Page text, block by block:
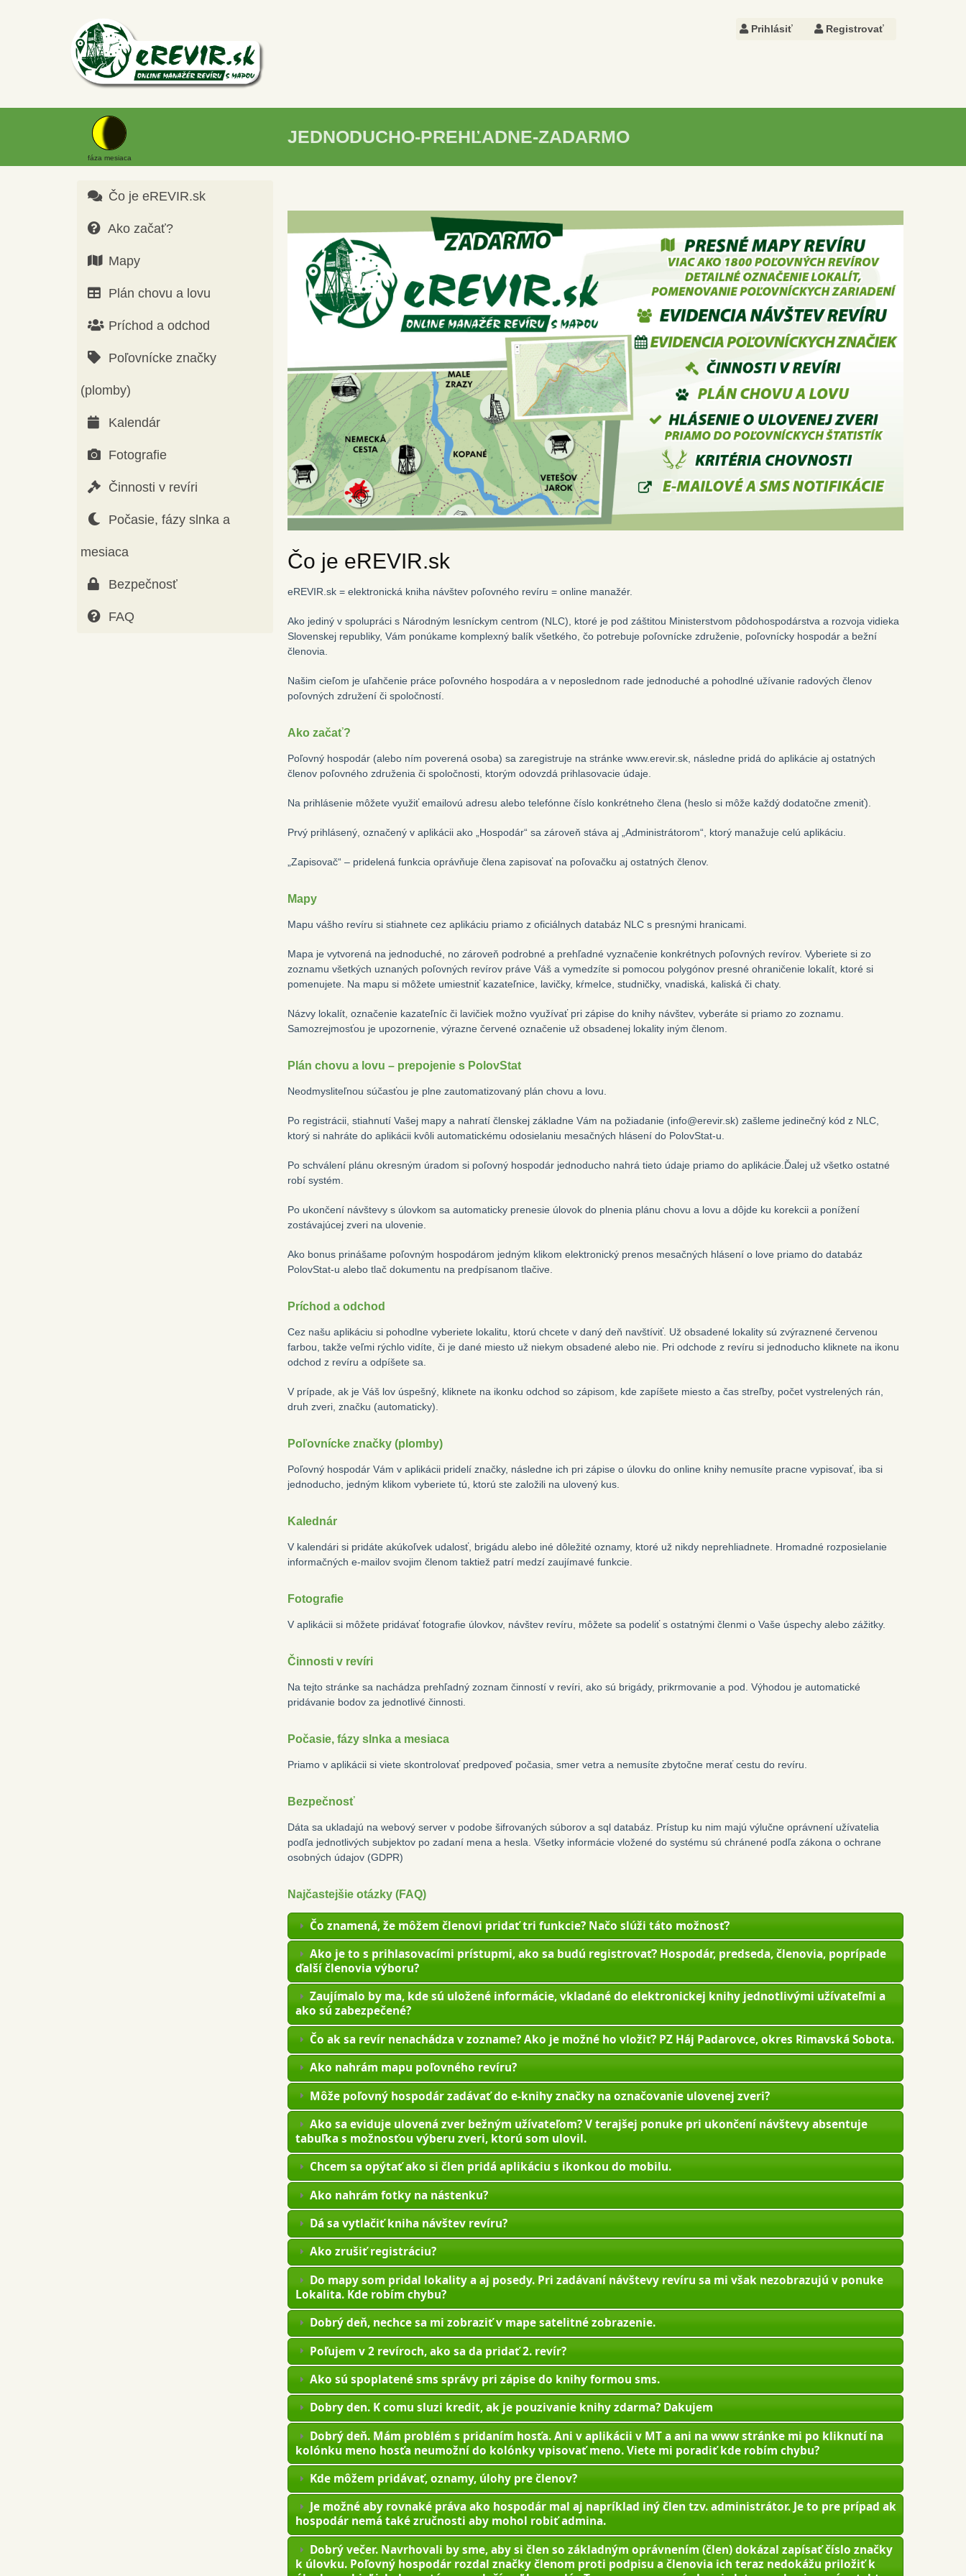
Prihlásiť Registrovať
fáza mesiaca
JEDNODUCHO-PREHĽADNE-ZADARMO
Čo je eREVIR.sk
Ako začať?
Mapy
Plán chovu a lovu
Príchod a odchod
Poľovnícke značky
(plomby)
Kalendár
Fotografie
Činnosti v revíri
Počasie, fázy slnka a
mesiaca
Bezpečnosť
FAQ
Čo je eREVIR.sk
eREVIR.sk = elektronická kniha návštev poľovného revíru = online manažér.
Ako jediný v spolupráci s Národným lesníckym centrom (NLC), ktoré je pod záštitou Ministerstvom pôdohospodárstva a rozvoja vidieka
Slovenskej republiky, Vám ponúkame komplexný balík všetkého, čo potrebuje poľovnícke združenie, poľovnícky hospodár a bežní
členovia.
Našim cieľom je uľahčenie práce poľovného hospodára a v neposlednom rade jednoduché a pohodlné užívanie radových členov
poľovných združení či spoločností.
Ako začať?
Poľovný hospodár (alebo ním poverená osoba) sa zaregistruje na stránke www.erevir.sk, následne pridá do aplikácie aj ostatných
členov poľovného združenia či spoločnosti, ktorým odovzdá prihlasovacie údaje.
Na prihlásenie môžete využiť emailovú adresu alebo telefónne číslo konkrétneho člena (heslo si môže každý dodatočne zmeniť).
Prvý prihlásený, označený v aplikácii ako „Hospodár“ sa zároveň stáva aj „Administrátorom“, ktorý manažuje celú aplikáciu.
„Zapisovač“ – pridelená funkcia oprávňuje člena zapisovať na poľovačku aj ostatných členov.
Mapy
Mapu vášho revíru si stiahnete cez aplikáciu priamo z oficiálnych databáz NLC s presnými hranicami.
Mapa je vytvorená na jednoduché, no zároveň podrobné a prehľadné vyznačenie konkrétnych poľovných revírov. Vyberiete si zo
zoznamu všetkých uznaných poľovných revírov práve Váš a vymedzíte si pomocou polygónov presné ohraničenie lokalít, ktoré si
pomenujete. Na mapu si môžete umiestniť kazateľnice, lavičky, kŕmelce, studničky, vnadiská, kaliská či chaty.
Názvy lokalít, označenie kazateľníc či lavičiek možno využívať pri zápise do knihy návštev, vyberáte si priamo zo zoznamu.
Samozrejmosťou je upozornenie, výrazne červené označenie už obsadenej lokality iným členom.
Plán chovu a lovu – prepojenie s PolovStat
Neodmysliteľnou súčasťou je plne zautomatizovaný plán chovu a lovu.
Po registrácii, stiahnutí Vašej mapy a nahratí členskej základne Vám na požiadanie (info@erevir.sk) zašleme jedinečný kód z NLC,
ktorý si nahráte do aplikácii kvôli automatickému odosielaniu mesačných hlásení do PolovStat-u.
Po schválení plánu okresným úradom si poľovný hospodár jednoducho nahrá tieto údaje priamo do aplikácie.Ďalej už všetko ostatné
robí systém.
Po ukončení návštevy s úlovkom sa automaticky prenesie úlovok do plnenia plánu chovu a lovu a dôjde ku korekcii a ponížení
zostávajúcej zveri na ulovenie.
Ako bonus prinášame poľovným hospodárom jedným klikom elektronický prenos mesačných hlásení o love priamo do databáz
PolovStat-u alebo tlač dokumentu na predpísanom tlačive.
Príchod a odchod
Cez našu aplikáciu si pohodlne vyberiete lokalitu, ktorú chcete v daný deň navštíviť. Už obsadené lokality sú zvýraznené červenou
farbou, takže veľmi rýchlo vidíte, či je dané miesto už niekym obsadené alebo nie. Pri odchode z revíru si jednoducho kliknete na ikonu
odchod z revíru a odpíšete sa.
V prípade, ak je Váš lov úspešný, kliknete na ikonku odchod so zápisom, kde zapíšete miesto a čas streľby, počet vystrelených rán,
druh zveri, značku (automaticky).
Poľovnícke značky (plomby)
Poľovný hospodár Vám v aplikácii pridelí značky, následne ich pri zápise o úlovku do online knihy nemusíte pracne vypisovať, iba si
jednoducho, jedným klikom vyberiete tú, ktorú ste založili na ulovený kus.
Kalednár
V kalendári si pridáte akúkoľvek udalosť, brigádu alebo iné dôležité oznamy, ktoré už nikdy neprehliadnete. Hromadné rozposielanie
informačných e-mailov svojim členom taktiež patrí medzí zaujímavé funkcie.
Fotografie
V aplikácii si môžete pridávať fotografie úlovkov, návštev revíru, môžete sa podeliť s ostatnými členmi o Vaše úspechy alebo zážitky.
Činnosti v revíri
Na tejto stránke sa nachádza prehľadný zoznam činností v revíri, ako sú brigády, prikrmovanie a pod. Výhodou je automatické
pridávanie bodov za jednotlivé činnosti.
Počasie, fázy slnka a mesiaca
Priamo v aplikácii si viete skontrolovať predpoveď počasia, smer vetra a nemusíte zbytočne merať cestu do revíru.
Bezpečnosť
Dáta sa ukladajú na webový server v podobe šifrovaných súborov a sql databáz. Prístup ku nim majú výlučne oprávnení užívatelia
podľa jednotlivých subjektov po zadaní mena a hesla. Všetky informácie vložené do systému sú chránené podľa zákona o ochrane
osobných údajov (GDPR)
Najčastejšie otázky (FAQ)
Čo znamená, že môžem členovi pridať tri funkcie? Načo slúži táto možnosť?
Ako je to s prihlasovacími prístupmi, ako sa budú registrovať? Hospodár, predseda, členovia, poprípade
ďalší členovia výboru?
Zaujímalo by ma, kde sú uložené informácie, vkladané do elektronickej knihy jednotlivými užívateľmi a
ako sú zabezpečené?
Čo ak sa revír nenachádza v zozname? Ako je možné ho vložiť? PZ Háj Padarovce, okres Rimavská Sobota.
Ako nahrám mapu poľovného revíru?
Môže poľovný hospodár zadávať do e-knihy značky na označovanie ulovenej zveri?
Ako sa eviduje ulovená zver bežným užívateľom? V terajšej ponuke pri ukončení návštevy absentuje
tabuľka s možnosťou výberu zveri, ktorú som ulovil.
Chcem sa opýtať ako si člen pridá aplikáciu s ikonkou do mobilu.
Ako nahrám fotky na nástenku?
Dá sa vytlačiť kniha návštev revíru?
Ako zrušiť registráciu?
Do mapy som pridal lokality a aj posedy. Pri zadávaní návštevy revíru sa mi však nezobrazujú v ponuke
Lokalita. Kde robím chybu?
Dobrý deň, nechce sa mi zobraziť v mape satelitné zobrazenie.
Poľujem v 2 revíroch, ako sa da pridať 2. revír?
Ako sú spoplatené sms správy pri zápise do knihy formou sms.
Dobry den. K comu sluzi kredit, ak je pouzivanie knihy zdarma? Dakujem
Dobrý deň. Mám problém s pridaním hosťa. Ani v aplikácii v MT a ani na www stránke mi po kliknutí na
kolónku meno hosťa neumožní do kolónky vpisovať meno. Viete mi poradiť kde robím chybu?
Kde môžem pridávať, oznamy, úlohy pre členov?
Je možné aby rovnaké práva ako hospodár mal aj napríklad iný člen tzv. administrátor. Je to pre prípad ak
hospodár nemá také zručnosti aby mohol robiť admina.
Dobrý večer. Navrhovali by sme, aby si člen so základným oprávnením (člen) dokázal zapísať číslo značky
k úlovku. Poľovný hospodár rozdal značky členom proti podpisu a členovia ich teraz nedokážu priložiť k